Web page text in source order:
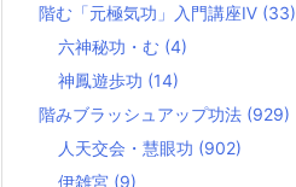
階む「元極気功」入門講座Ⅳ (33)
六神秘功・む (4)
神鳳遊歩功 (14)
階みブラッシュアップ功法 (929)
人天交会・慧眼功 (902)
伊雑宮 (9)